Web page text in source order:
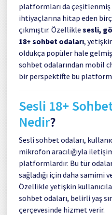
platformları da çeşitlenmiş
ihtiyaçlarına hitap eden
çıkmıştır. Özellikle sesli,
18+ sohbet odaları,
oldukça popüler hale
sohbet odalarından mobil
bir perspektifte bu
Sesli 18+
Nedir?
Sesli sohbet odaları,
mikrofon aracılığıyla
platformlardır. Bu tür
sağladığı için daha samimi
Özellikle yetişkin
sohbet odaları, belirli yaş
çerçevesinde hizmet verir.